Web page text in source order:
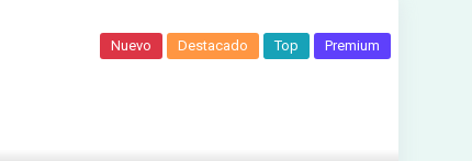
Nuevo Destacado Top Premium